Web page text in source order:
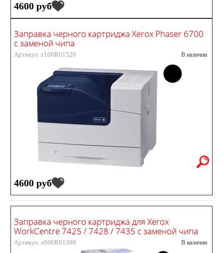
4600 руб
Заправка черного картриджа Xerox Phaser 6700
с заменой чипа
Артикул: z106R01526 В наличии
4600 руб
Заправка черного картриджа для Xerox
WorkCentre 7425 / 7428 / 7435 с заменой чипа
Артикул: z006R01399 В наличии